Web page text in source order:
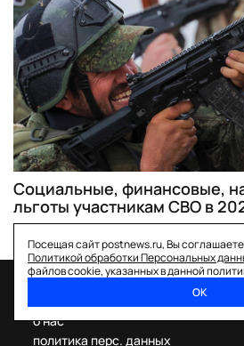
Социальные, финансовые,
льготы участникам СВО в
Посещая сайт postnews.ru, Вы
Политикой обработки Персональных
файлов cookie, указанных в данной
ОК
о нас
политика перс. данных